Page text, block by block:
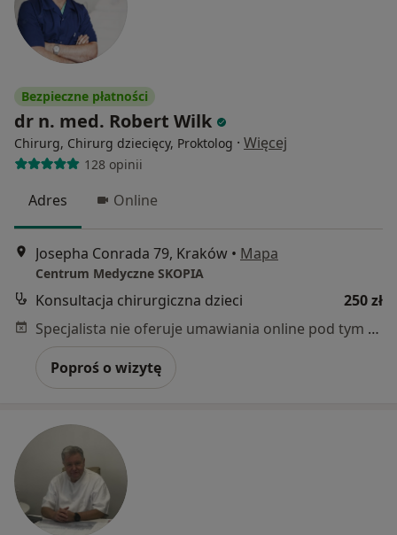
Bezpieczne płatności
dr n. med. Robert Wilk
Chirurg, Chirurg dziecięcy, Proktolog · Więcej
128 opinii
Adres Online
Josepha Conrada 79, Kraków • Mapa
Centrum Medyczne SKOPIA
Konsultacja chirurgiczna dzieci
250 zł
Specjalista nie oferuje umawiania online pod tym adresem.
Poproś o wizytę